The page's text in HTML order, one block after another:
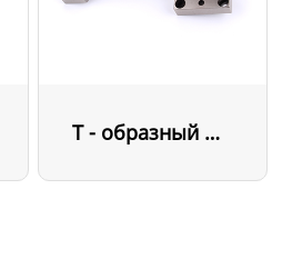
Т - образный механизм опрокидывания